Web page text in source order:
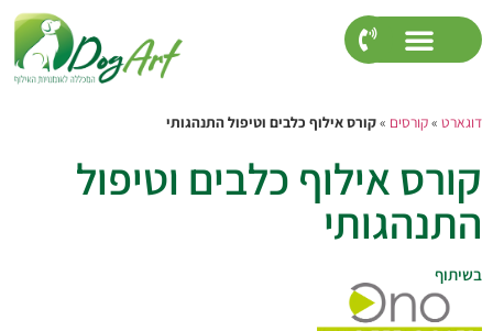
דוגארט »קורסים »קורס אילוף כלבים וטיפול התנהגותי
קורס אילוף כלבים וטיפול
התנהגותי
בשיתוף